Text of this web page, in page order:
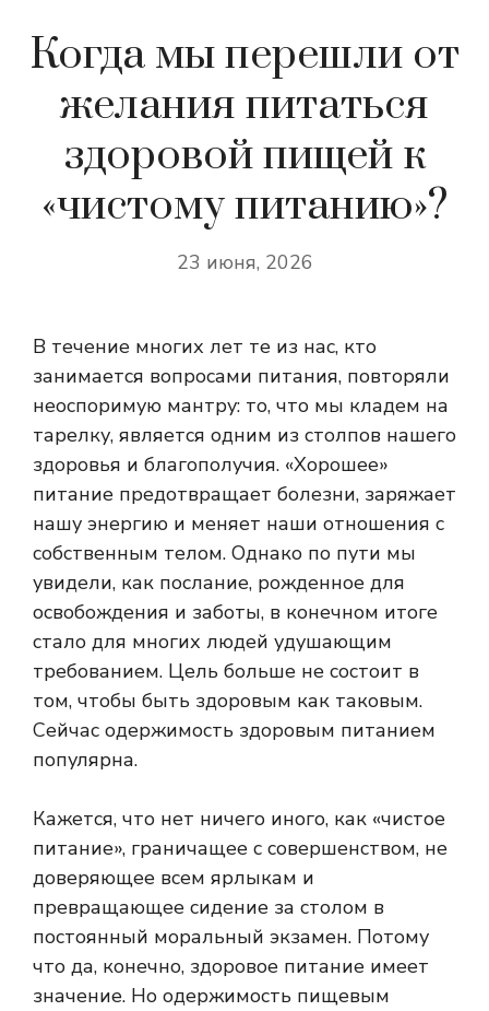
Когда мы перешли от
желания питаться
здоровой пищей к
«чистому питанию»?
23 июня, 2026
В течение многих лет те из нас, кто
занимается вопросами питания, повторяли
неоспоримую мантру: то, что мы кладем на
тарелку, является одним из столпов нашего
здоровья и благополучия. «Хорошее»
питание предотвращает болезни, заряжает
нашу энергию и меняет наши отношения с
собственным телом. Однако по пути мы
увидели, как послание, рожденное для
освобождения и заботы, в конечном итоге
стало для многих людей удушающим
требованием. Цель больше не состоит в
том, чтобы быть здоровым как таковым.
Сейчас одержимость здоровым питанием
популярна.
Кажется, что нет ничего иного, как «чистое
питание», граничащее с совершенством, не
доверяющее всем ярлыкам и
превращающее сидение за столом в
постоянный моральный экзамен. Потому
что да, конечно, здоровое питание имеет
значение. Но одержимость пищевым